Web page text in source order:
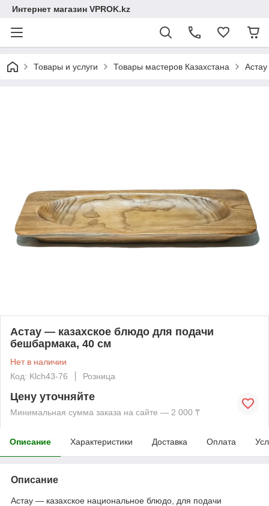
Интернет магазин VPROK.kz
Товары и услуги Товары мастеров Казахстана
Астау ― казахское блюдо для подачи
бешбармака, 40 см
Нет в наличии
Код: Klch43-76
Розница
Цену уточняйте
Минимальная сумма заказа на сайте — 2 000 ₸
Описание Характеристики Доставка Оплата
Описание
Астау ― казахское национальное блюдо, для подачи